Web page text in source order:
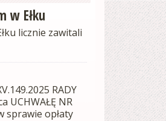
w Ełku
licznie zawitali
RADY
UCHWAŁĘ NR
sprawie opłaty